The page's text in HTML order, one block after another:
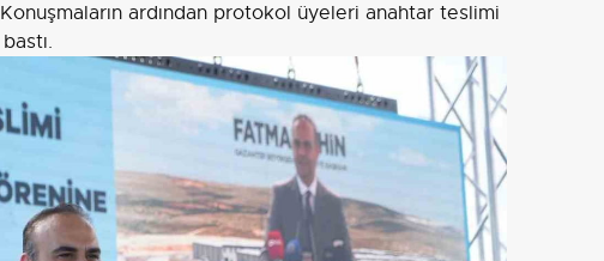
ardından protokol üyeleri anahtar teslimi